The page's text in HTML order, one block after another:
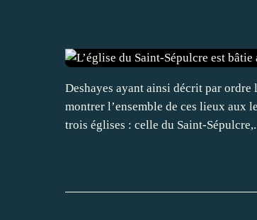
Deshayes ayant ainsi décrit par ordre
montrer l’ensemble de ces lieux aux
trois églises : celle du Saint-